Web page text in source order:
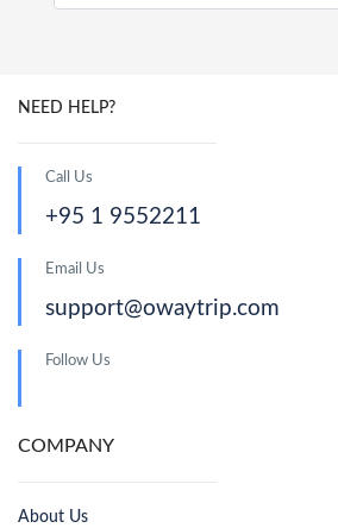
NEED HELP?
Call Us
+95 1 9552211
Email Us
support@owaytrip.com
Follow Us
COMPANY
About Us